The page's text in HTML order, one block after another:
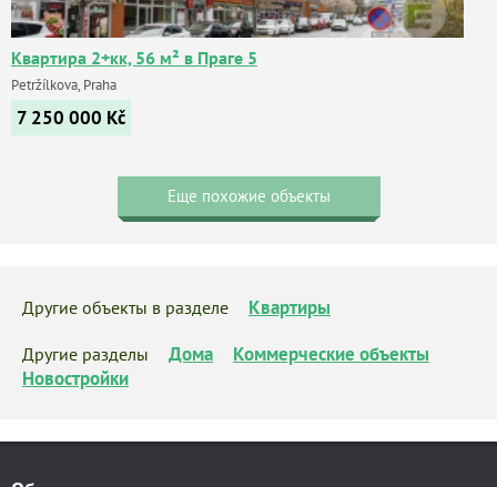
Квартира 2+кк, 56 м² в Праге 5
Petržílkova, Praha
7 250 000 Kč
Еще похожие объекты
Другие объекты в разделе Квартиры
Другие разделы Дома
Коммерческие объекты
Новостройки